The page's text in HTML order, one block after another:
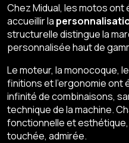
Chez Midual, les motos ont
accueillir la
structurelle distingue la
personnalisée haut de
Le moteur, la monocoque,
finitions et l’ergonomie
infinité de combinaisons,
technique de la machine.
fonctionnelle et
touchée, admirée.